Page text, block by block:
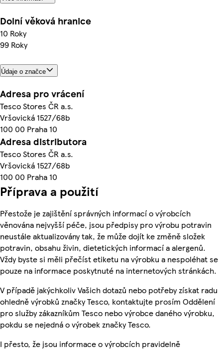
Dolní věková hranice
10 Roky
99 Roky
Údaje o značce
Adresa pro vrácení
Tesco Stores ČR a.s.
Vršovická 1527/68b
100 00 Praha 10
Adresa distributora
Tesco Stores ČR a.s.
Vršovická 1527/68b
100 00 Praha 10
Příprava a použití
Přestože je zajištění správných informací o výrobcích
věnována nejvyšší péče, jsou předpisy pro výrobu potravin
neustále aktualizovány tak, že může dojít ke změně složek
potravin, obsahu živin, dietetických informací a alergenů.
Vždy byste si měli přečíst etiketu na výrobku a nespoléhat se
pouze na informace poskytnuté na internetových stránkách.
V případě jakýchkoliv Vašich dotazů nebo potřeby získat radu
ohledně výrobků značky Tesco, kontaktujte prosím Oddělení
pro služby zákazníkům Tesco nebo výrobce daného výrobku,
pokdu se nejedná o výrobek značky Tesco.
I přesto, že jsou informace o výrobcích pravidelně